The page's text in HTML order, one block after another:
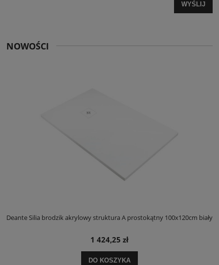
WYŚLIJ
NOWOŚCI
Deante Silia brodzik akrylowy struktura A prostokątny 100x120cm biały
1 424,25 zł
DO KOSZYKA